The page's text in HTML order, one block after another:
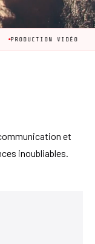
VIDÉO
et
inoubliables.